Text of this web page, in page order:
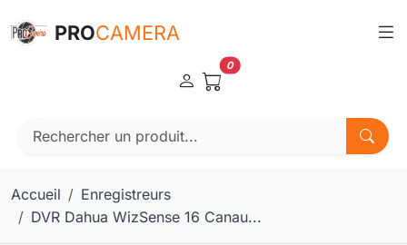
PROCAMERA
0
Accueil
Enregistreurs
DVR Dahua WizSense 16 Canau...